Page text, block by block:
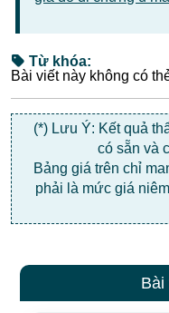
Từ khóa:
Bài viết này không có
(*) Lưu Ý: Kết quả
có sẵn và
Bảng giá trên chỉ
phải là mức giá
Bài